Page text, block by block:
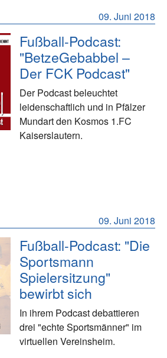
09. Juni 2018
Fußball-Podcast:
"BetzeGebabbel –
Der FCK Podcast"
Der Podcast beleuchtet
leidenschaftlich und in Pfälzer
Mundart den Kosmos 1.FC
Kaiserslautern.
09. Juni 2018
Fußball-Podcast: "Die
Sportsmann
Spielersitzung"
bewirbt sich
In ihrem Podcast debattieren
drei "echte Sportsmänner" im
virtuellen Vereinsheim.